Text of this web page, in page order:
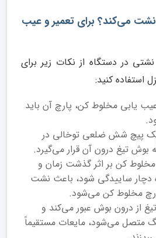
می‌کند؟ برای تعمیر و عیب
در دستگاه از نکات زیر برای
استفاده کنید:
یابی مخلوط کن، پارچ آن باید
پیچ شش ضلعی توخالی در
بوش تیغ درون آن قرار می‌گیرد.
کن بر اثر گذشت زمان و
دچار ساییدگی شود، باعث نشت
مخلوط کن می‌شود.
از درون بوش عبور می‌کند و
متصل می‌شود، مایعات مستقیماً